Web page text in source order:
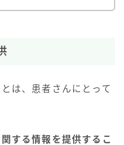
は、患者さんにとって
する情報を提供するこ